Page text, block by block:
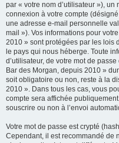
par « votre nom d’utilisateur »),
connexion à votre compte
une adresse e-mail personnelle
mail »). Vos informations pour
2010 » sont protégées par les lois
le pays qui nous héberge. Toute
d’utilisateur, de votre mot de
Bar des Morgan, depuis 2010 »
soit obligatoire ou non, reste à la
2010 ». Dans tous les cas, vous
compte sera affichée
souscrire ou non à l’envoi
Votre mot de passe est crypté
Cependant, il est recommandé de